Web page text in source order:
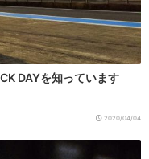
DAYを知っています
2020/04/04